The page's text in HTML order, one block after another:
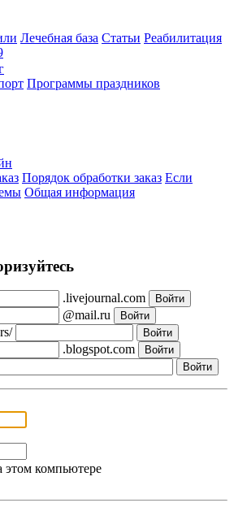
Лечебная база Статьи Реабилитация
Программы праздников
Порядок обработки заказ Если
Общая информация
.livejournal.com
@mail.ru
.blogspot.com
этом компьютере